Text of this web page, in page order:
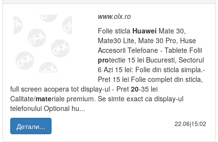
www.olx.ro
Folie sticla Huawei Mate 30,
Mate30 Lite, Mate 30 Pro, Huse
Accesorii Telefoane - Tablete Folii
protectie 15 lei Bucuresti, Sectorul
6 Azi 15 lei: Folie din sticla simpla.-
Pret 15 lei Folie complet din sticla,
full screen acopera tot display-ul - Pret 20-35 lei
Calitate/materiale premium. Se simte exact ca display-ul
telefonului Optional hu...
Детали...
22.06|15:02